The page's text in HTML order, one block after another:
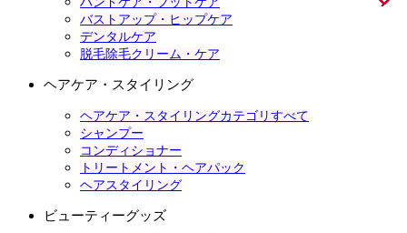
バストアップ・ヒップケア
デンタルケア
脱毛除毛クリーム・ケア
ヘアケア・スタイリング
ヘアケア・スタイリングカテゴリすべて
シャンプー
コンディショナー
トリートメント・ヘアパック
ヘアスタイリング
ビューティーグッズ